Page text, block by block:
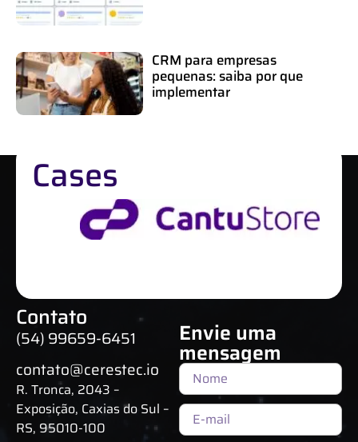
CRM para empresas
pequenas: saiba por que
implementar
Cases
Contato
(54) 99659-6451
contato@cerestec.io
R. Tronca, 2043 –
Exposição, Caxias do Sul –
RS, 95010-100
Envie uma
mensagem